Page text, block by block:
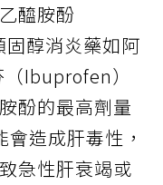
醯胺酚
固醇消炎藥如阿
Ibuprofen）
酚的最高劑量
造成肝毒性，
急性肝衰竭或